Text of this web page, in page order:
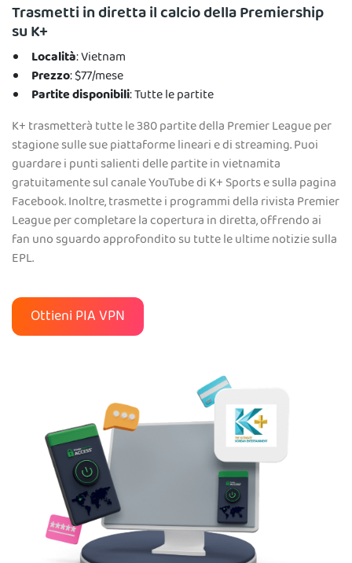
Trasmetti in diretta il calcio della Premiership
su K+
Località: Vietnam
Prezzo: $77/mese
Partite disponibili: Tutte le partite
K+ trasmetterà tutte le 380 partite della Premier League per
stagione sulle sue piattaforme lineari e di streaming. Puoi
guardare i punti salienti delle partite in vietnamita
gratuitamente sul canale YouTube di K+ Sports e sulla pagina
Facebook. Inoltre, trasmette i programmi della rivista Premier
League per completare la copertura in diretta, offrendo ai
fan uno sguardo approfondito su tutte le ultime notizie sulla
EPL.
Ottieni PIA VPN